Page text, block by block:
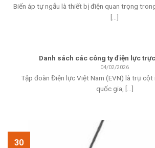
Biến áp tự ngẫu là thiết bị điện quan trọng
[...]
Danh sách các công ty điện lực
04/02/2026
Tập đoàn Điện lực Việt Nam (EVN) là trụ cột
quốc gia, [...]
30